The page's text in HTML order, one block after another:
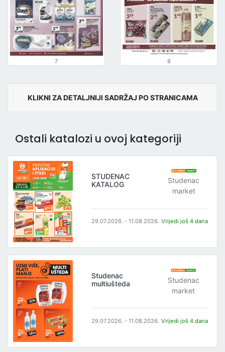
7 8
KLIKNI ZA DETALJNIJI SADRŽAJ PO STRANICAMA
Ostali katalozi u ovoj kategoriji
STUDENAC
KATALOG
Studenac
market
29.07.2026. - 11.08.2026. Vrijedi još 4 dana
Studenac
multiušteda
Studenac
market
29.07.2026. - 11.08.2026. Vrijedi još 4 dana